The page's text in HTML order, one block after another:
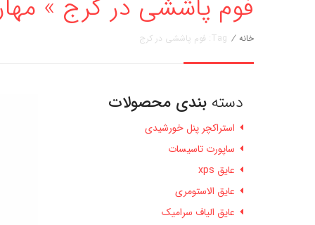
فوم پاششی در کرج » مهار انرژی
خانه / Tag: فوم پاششی در کرج
دسته بندی محصولات
استراکچر پنل خورشیدی
ساپورت تاسیسات
عایق xps
عایق الاستومری
عایق الیاف سرامیک